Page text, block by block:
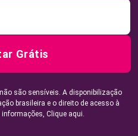
Grátis
são sensíveis. A disponibilização
brasileira e o direito de acesso à
Clique aqui.